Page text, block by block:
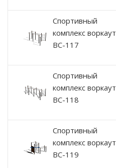
Спортивный
комплекс воркаут
ВС-117
Спортивный
комплекс воркаут
ВС-118
Спортивный
комплекс воркаут
ВС-119